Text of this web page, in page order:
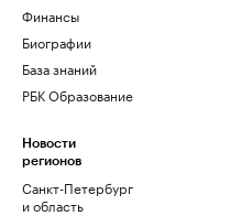
Финансы
Биографии
База знаний
РБК Образование
Новости
регионов
Санкт-Петербург
и область